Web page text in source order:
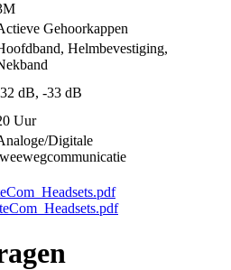
Gehoorkappen
Helmbevestiging,
dB, -33 dB
Uur
Digitale